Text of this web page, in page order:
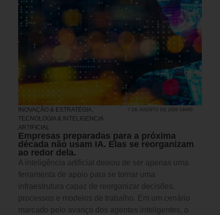
INOVAÇÃO & ESTRATÉGIA,
TECNOLOGIA & INTELIGENCIA
ARTIFICIAL
7 DE AGOSTO DE 2026 14H00
Empresas preparadas para a próxima
década não usam IA. Elas se reorganizam
ao redor dela.
A inteligência artificial deixou de ser apenas uma
ferramenta de apoio para se tornar uma
infraestrutura capaz de reorganizar decisões,
processos e modelos de trabalho. Em um cenário
marcado pelo avanço dos agentes inteligentes, o